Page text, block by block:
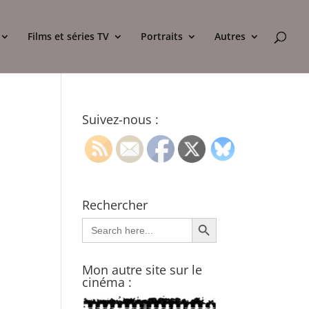
Films et séries TV Portraits Autres
Suivez-nous :
Rechercher
Search
for:
Search Button
Mon autre site sur le
cinéma :